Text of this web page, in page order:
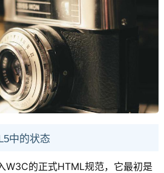
中的状态
W3C的正式HTML规范，它最初是